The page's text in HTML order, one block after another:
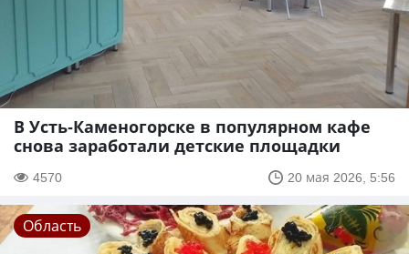
В Усть-Каменогорске в популярном кафе
снова заработали детские площадки
4570 20 мая 2026, 5:56
Область